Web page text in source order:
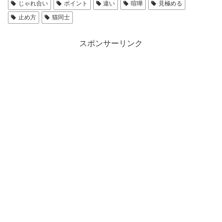
じゃれ合い ポイント 違い 喧嘩
見極める
止め方
猫同士
スポンサーリンク